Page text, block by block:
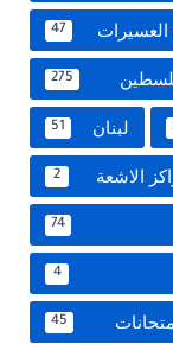
47
275
لبنان 51
الاشعة 2
74
4
45